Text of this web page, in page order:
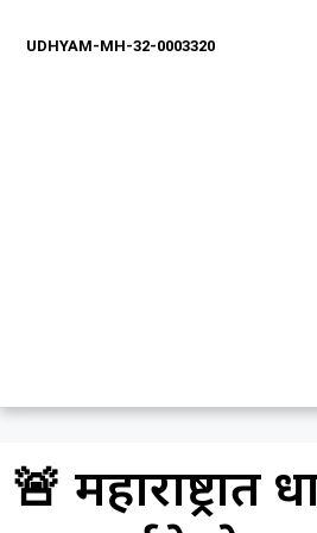
UDHYAM-MH-32-0003320
🚨